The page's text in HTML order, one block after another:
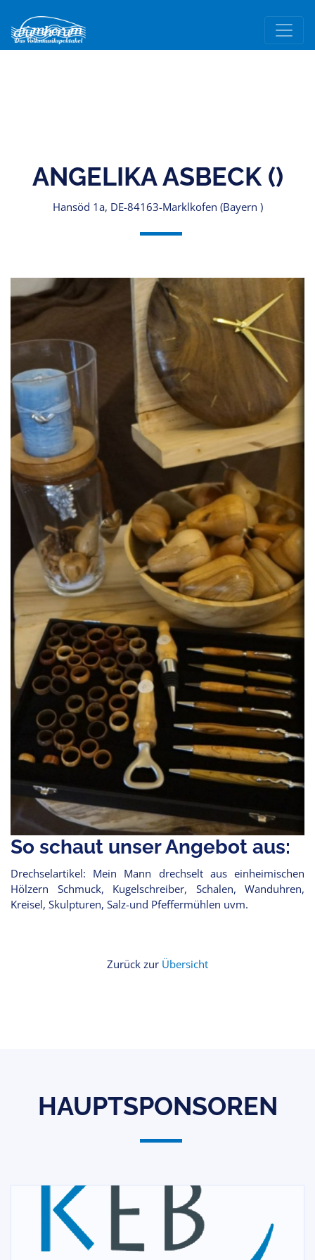
ANGELIKA ASBECK ()
Hansöd 1a, DE-84163-Marklkofen (Bayern )
So schaut unser Angebot aus:
Drechselartikel: Mein Mann drechselt aus einheimischen
Hölzern Schmuck, Kugelschreiber, Schalen, Wanduhren,
Kreisel, Skulpturen, Salz-und Pfeffermühlen uvm.
Zurück zur Übersicht
HAUPTSPONSOREN